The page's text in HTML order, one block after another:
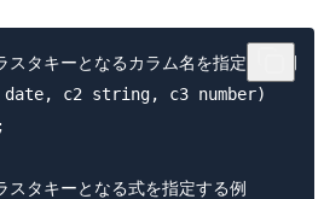
タキーとなるカラム名を指定する例
date, c2 string, c3 number)
タキーとなる式を指定する例